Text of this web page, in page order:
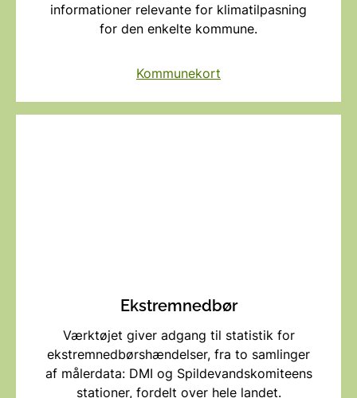
informationer relevante for klimatilpasning
for den enkelte kommune.
Kommunekort
Ekstremnedbør
Værktøjet giver adgang til statistik for
ekstremnedbørshændelser, fra to samlinger
af målerdata: DMI og Spildevandskomiteens
stationer, fordelt over hele landet.